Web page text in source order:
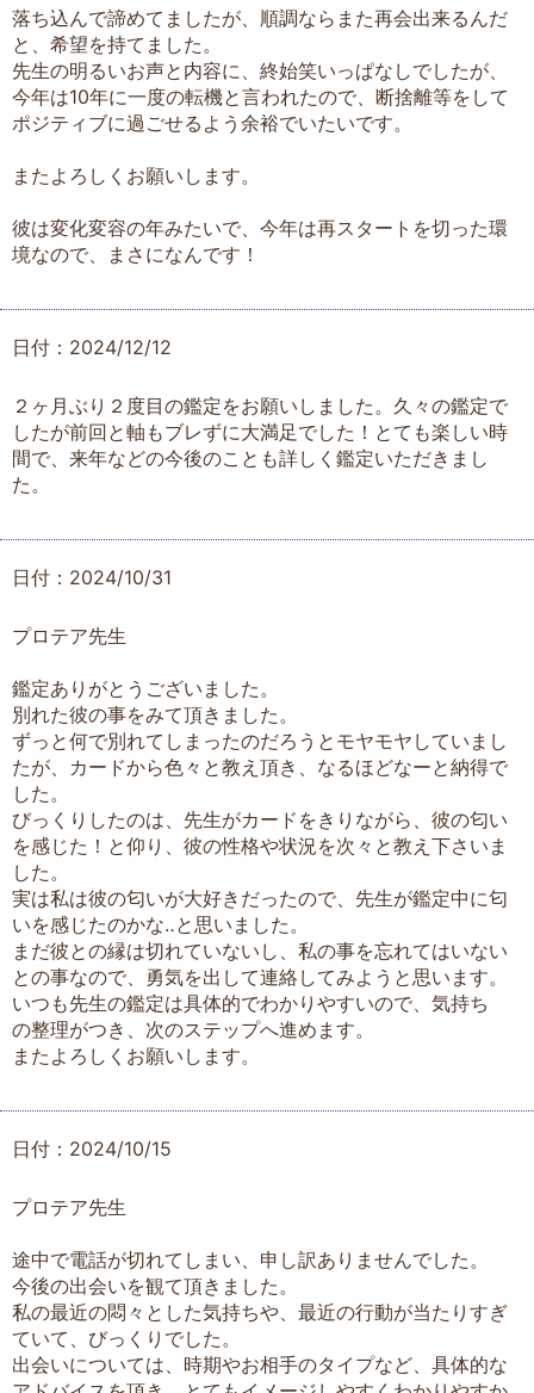
落ち込んで諦めてましたが、順調ならまた再会出来るんだ
と、希望を持てました。
先生の明るいお声と内容に、終始笑いっぱなしでしたが、
今年は10年に一度の転機と言われたので、断捨離等をして
ポジティブに過ごせるよう余裕でいたいです。
またよろしくお願いします。
彼は変化変容の年みたいで、今年は再スタートを切った環
境なので、まさになんです！
日付：2024/12/12
２ヶ月ぶり２度目の鑑定をお願いしました。久々の鑑定で
したが前回と軸もブレずに大満足でした！とても楽しい時
間で、来年などの今後のことも詳しく鑑定いただきまし
た。
日付：2024/10/31
プロテア先生
鑑定ありがとうございました。
別れた彼の事をみて頂きました。
ずっと何で別れてしまったのだろうとモヤモヤしていまし
たが、カードから色々と教え頂き、なるほどなーと納得で
した。
びっくりしたのは、先生がカードをきりながら、彼の匂い
を感じた！と仰り、彼の性格や状況を次々と教え下さいま
した。
実は私は彼の匂いが大好きだったので、先生が鑑定中に匂
いを感じたのかな‥と思いました。
まだ彼との縁は切れていないし、私の事を忘れてはいない
との事なので、勇気を出して連絡してみようと思います。
いつも先生の鑑定は具体的でわかりやすいので、気持ち
の整理がつき、次のステップへ進めます。
またよろしくお願いします。
日付：2024/10/15
プロテア先生
途中で電話が切れてしまい、申し訳ありませんでした。
今後の出会いを観て頂きました。
私の最近の悶々とした気持ちや、最近の行動が当たりすぎ
ていて、びっくりでした。
出会いについては、時期やお相手のタイプなど、具体的な